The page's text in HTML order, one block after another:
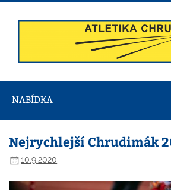
Skip
content
NABÍDKA
Nejrychlejší Chrudimák
10.9.2020